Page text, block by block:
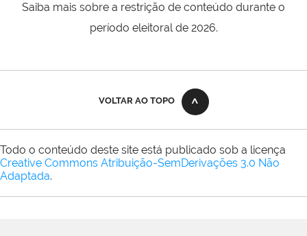
Saiba mais sobre a restrição de conteúdo durante o
período eleitoral de 2026.
VOLTAR AO TOPO
Todo o conteúdo deste site está publicado sob a licença
Creative Commons Atribuição-SemDerivações 3.0 Não
Adaptada.